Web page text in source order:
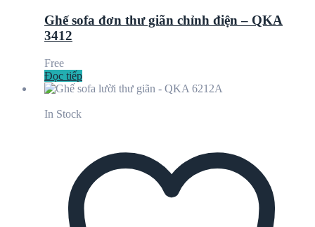
Ghế sofa đơn thư giãn chỉnh điện – QKA
3412
Free
Đọc tiếp
In Stock